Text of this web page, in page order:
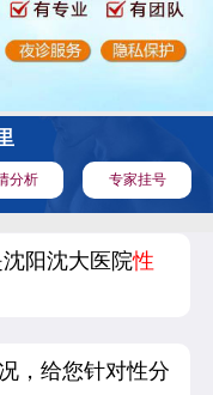
分析 专家挂号
阳沈大医院性
，给您针对性分